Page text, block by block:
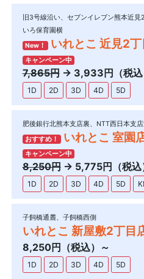
旧3号線沿い、セブンイレブン熊本近見
いろ保育園横
New！
いれとこ 近見2
キャンペーン中
7,865円→ 3,933円（税込
1D 2D 3D 4D 5D
肥後銀行北熊本支店裏、NTT西日本支
おすすめ！
いれとこ 室園
キャンペーン中
8,250円→ 5,775円（税込
1D 2D 3D 4D 5D
子飼橋通麓、子飼橋西側
いれとこ 新屋敷2丁目
8,250円（税込）～
1D 2D 3D 4D 5D